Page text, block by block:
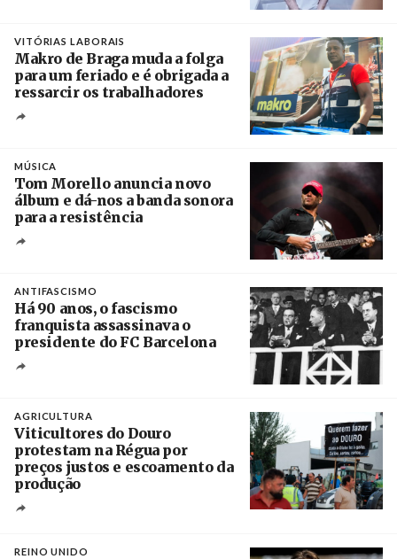
VITÓRIAS LABORAIS
Makro de Braga muda a folga
para um feriado e é obrigada a
ressarcir os trabalhadores
MÚSICA
Tom Morello anuncia novo
álbum e dá-nos a banda sonora
para a resistência
ANTIFASCISMO
Há 90 anos, o fascismo
franquista assassinava o
presidente do FC Barcelona
AGRICULTURA
Viticultores do Douro
protestam na Régua por
preços justos e escoamento da
produção
REINO UNIDO